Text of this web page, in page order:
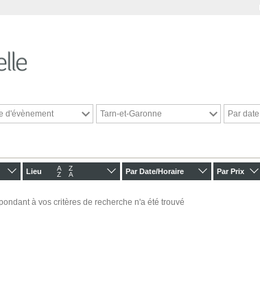
d'évènement Tarn-et-Garonne Par date
A
Z
Z
A
Lieu Par Date/Horaire Par Prix
à vos critères de recherche n'a été trouvé